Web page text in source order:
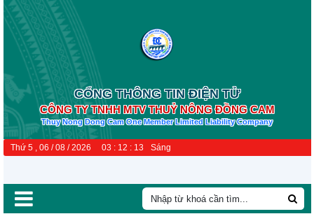
CỔNG THÔNG TIN ĐIỆN TỬ
CÔNG TY TNHH MTV THUỶ NÔNG ĐỒNG CAM
Thuy Nong Dong Cam One Member Limited Liability Company
Thứ 5 , 06 / 08 / 2026 03 : 12 : 14 Sáng